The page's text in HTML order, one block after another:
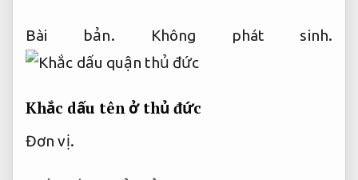
Bài bản. Không phát sinh.
Khắc dấu tên ở thủ đức
Đơn vị.